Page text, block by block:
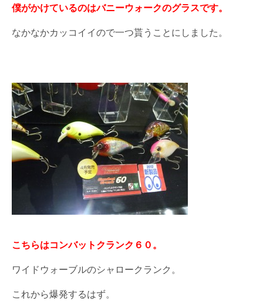
僕がかけているのはバニーウォークのグラスです。
なかなかカッコイイので一つ貰うことにしました。
こちらはコンバットクランク６０。
ワイドウォーブルのシャロークランク。
これから爆発するはず。